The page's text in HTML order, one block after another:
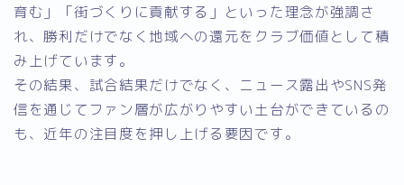
育む」「街づくりに貢献する」といった理念が強調さ
れ、勝利だけでなく地域への還元をクラブ価値として積
み上げています。
その結果、試合結果だけでなく、ニュース露出やSNS発
信を通じてファン層が広がりやすい土台ができているの
も、近年の注目度を押し上げる要因です。